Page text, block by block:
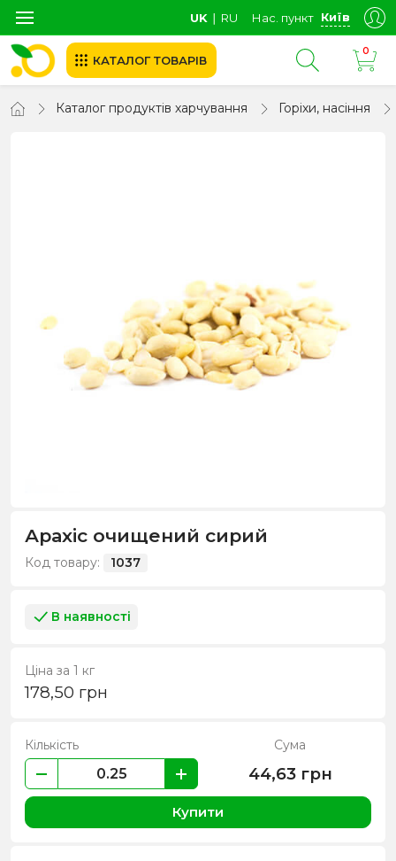
UK ∣ RU Нас. пункт Київ
КАТАЛОГ ТОВАРІВ
0
Каталог продуктів харчування Горіхи, насіння
Арахіс очищений сирий
Код товару: 1037
В наявності
Ціна за 1 кг
178,50 грн
Кількість Сума
44,63 грн
Купити